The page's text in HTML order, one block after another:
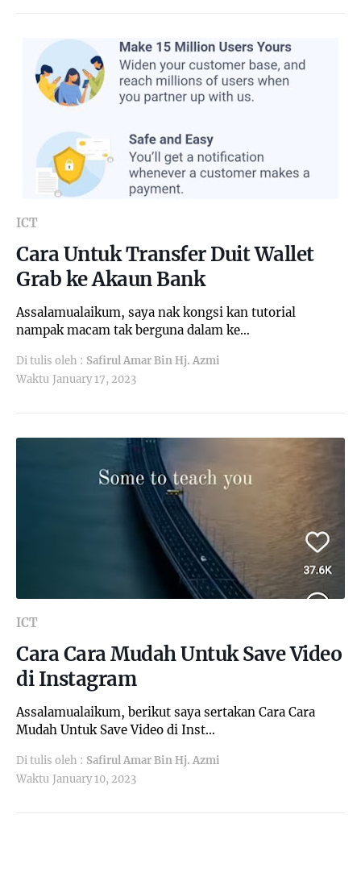
ICT
Cara Untuk Transfer Duit Wallet
Grab ke Akaun Bank
Assalamualaikum, saya nak kongsi kan tutorial
nampak macam tak berguna dalam ke…
Di tulis oleh : Safirul Amar Bin Hj. Azmi
Waktu January 17, 2023
ICT
Cara Cara Mudah Untuk Save Video
di Instagram
Assalamualaikum, berikut saya sertakan Cara Cara
Mudah Untuk Save Video di Inst…
Di tulis oleh : Safirul Amar Bin Hj. Azmi
Waktu January 10, 2023